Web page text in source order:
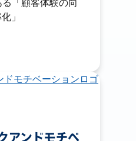
「顧客体験の向
」
アンドモチベ